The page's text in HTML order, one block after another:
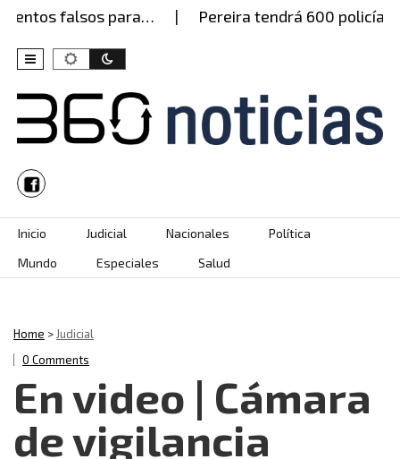
falsos para… Pereira tendrá 600 policías
Skip to content
Inicio Judicial Nacionales
Política
Mundo
Especiales Salud
Home >Judicial
0 Comments
En video | Cámara
de vigilancia